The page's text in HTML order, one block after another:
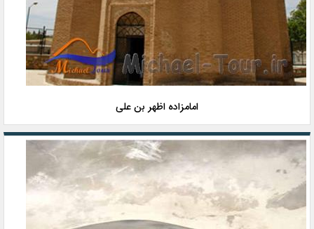
امامزاده اظهر بن علی